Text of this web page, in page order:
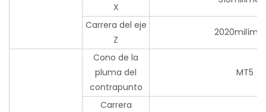
X
Carrera del eje
Z
Cono de la
pluma del
contrapunto
MT5
Carrera